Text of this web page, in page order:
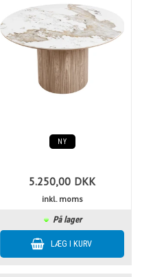
NY
5.250,00 DKK
inkl. moms
På lager